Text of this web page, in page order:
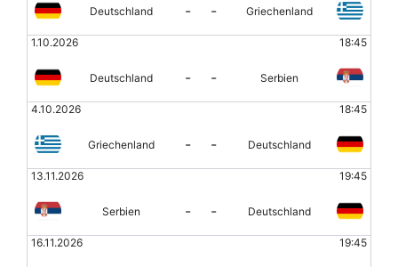
Deutschland - - Griechenland
1.10.2026 18:45
Deutschland - - Serbien
4.10.2026 18:45
Griechenland - - Deutschland
13.11.2026 19:45
Serbien - - Deutschland
16.11.2026 19:45